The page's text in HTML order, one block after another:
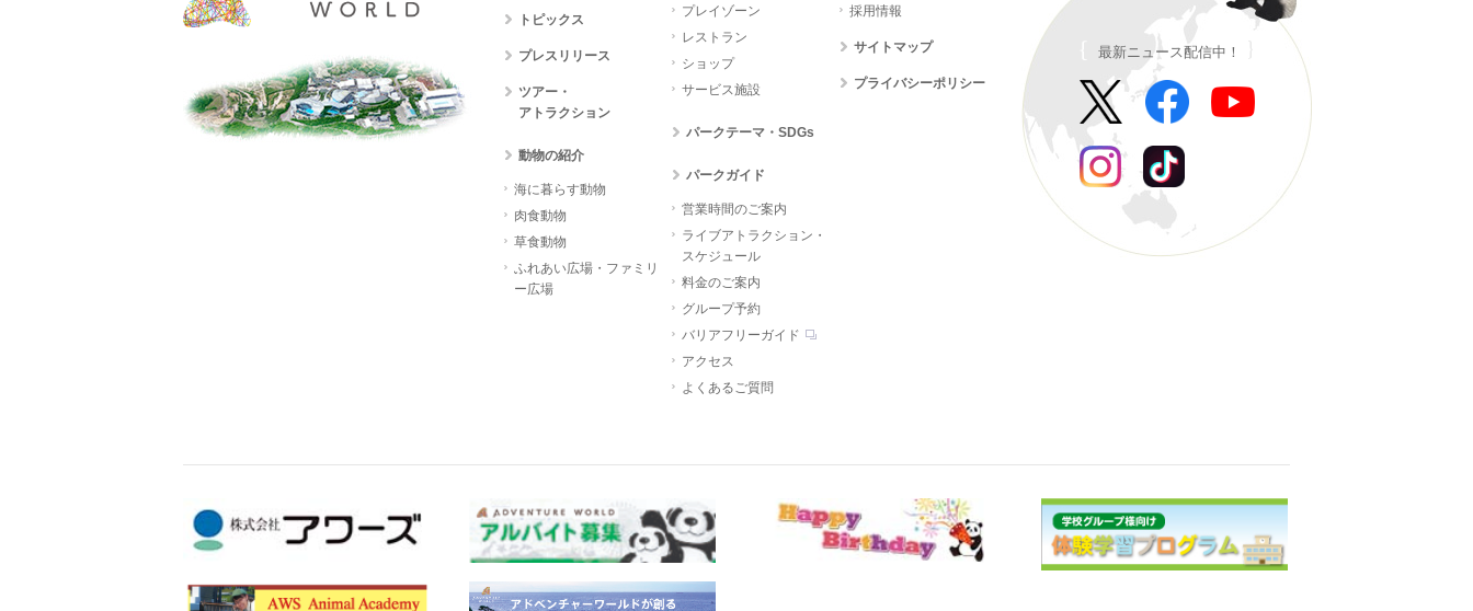
トピックス
プレスリリース
ツアー・
アトラクション
動物の紹介
海に暮らす動物
肉食動物
草食動物
ふれあい広場・ファミリ
ー広場
プレイゾーン
レストラン
ショップ
サービス施設
パークテーマ・SDGs
パークガイド
営業時間のご案内
ライブアトラクション・
スケジュール
料金のご案内
グループ予約
バリアフリーガイド
アクセス
よくあるご質問
採用情報
サイトマップ
プライバシーポリシー
最新ニュース配信中！